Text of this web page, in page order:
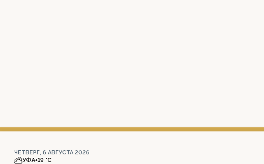
ЧЕТВЕРГ, 6 АВГУСТА 2026
УФА+19 °С